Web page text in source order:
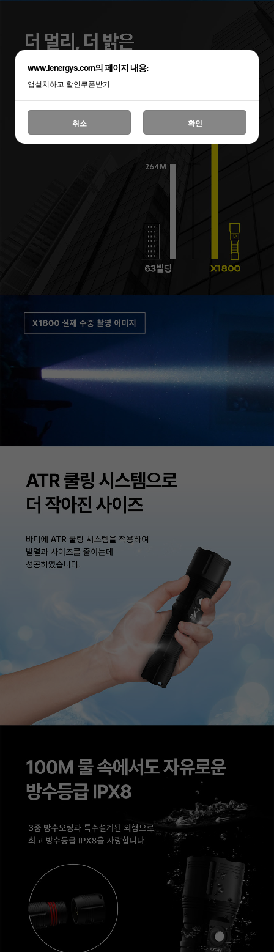
www.lenergys.com의 페이지 내용:
앱설치하고 할인쿠폰받기
취소 확인